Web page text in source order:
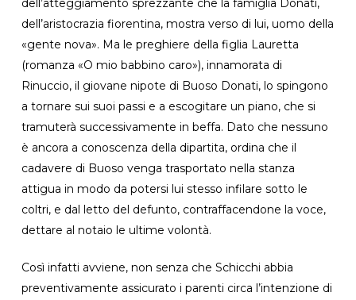
dell’aristocrazia fiorentina, mostra verso di lui, uomo della
«gente nova». Ma le preghiere della figlia Lauretta
(romanza «O mio babbino caro»), innamorata di
Rinuccio, il giovane nipote di Buoso Donati, lo spingono
a tornare sui suoi passi e a escogitare un piano, che si
tramuterà successivamente in beffa. Dato che nessuno
è ancora a conoscenza della dipartita, ordina che il
cadavere di Buoso venga trasportato nella stanza
attigua in modo da potersi lui stesso infilare sotto le
coltri, e dal letto del defunto, contraffacendone la voce,
dettare al notaio le ultime volontà.
Così infatti avviene, non senza che Schicchi abbia
preventivamente assicurato i parenti circa l’intenzione di